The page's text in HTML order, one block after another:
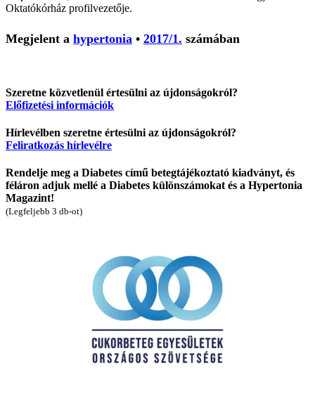
Oktatókórház profilvezetője.
Megjelent a hypertonia • 2017/1. számában
Szeretne közvetlenül értesülni az újdonságokról?
Előfizetési információk
Hírlevélben szeretne értesülni az újdonságokról?
Feliratkozás hírlevélre
Rendelje meg a Diabetes című betegtájékoztató kiadványt, és
féláron adjuk mellé a Diabetes különszámokat és a Hypertonia
Magazint!
(Legfeljebb 3 db-ot)